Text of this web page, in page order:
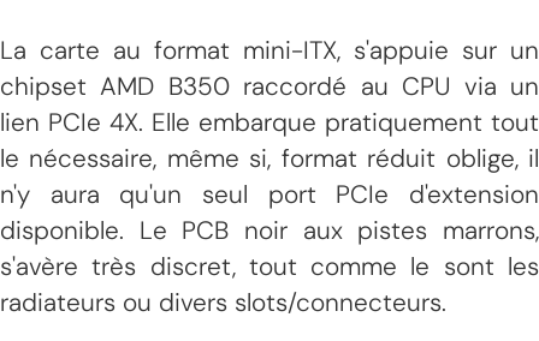
La carte au format mini-ITX, s'appuie sur un
chipset AMD B350 raccordé au CPU via un
lien PCIe 4X. Elle embarque pratiquement tout
le nécessaire, même si, format réduit oblige, il
n'y aura qu'un seul port PCIe d'extension
disponible. Le PCB noir aux pistes marrons,
s'avère très discret, tout comme le sont les
radiateurs ou divers slots/connecteurs.